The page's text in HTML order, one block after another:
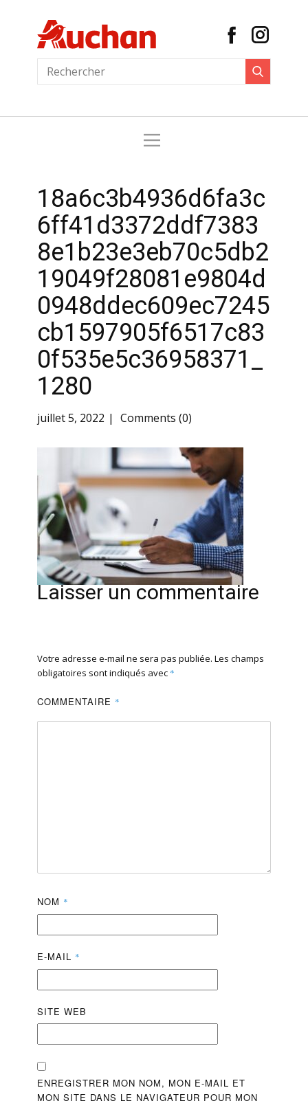
18a6c3b4936d6fa3c
6ff41d3372ddf7383
8e1b23e3eb70c5db2
19049f28081e9804d
0948ddec609ec7245
cb1597905f6517c83
0f535e5c36958371_
1280
juillet 5, 2022 Comments (0)
Laisser un commentaire
Votre adresse e-mail ne sera pas publiée. Les champs
obligatoires sont indiqués avec *
COMMENTAIRE *
NOM *
E-MAIL *
SITE WEB
ENREGISTRER MON NOM, MON E-MAIL ET
MON SITE DANS LE NAVIGATEUR POUR MON